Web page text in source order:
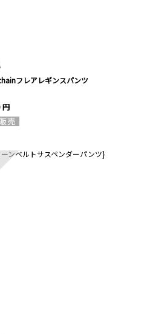
フレアレギンスパンツ
円